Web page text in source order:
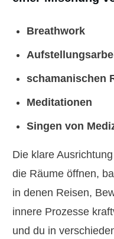
Breathwork
schamanischen
Meditationen
Singen von
Die klare
die Räume öffnen,
in denen Reisen,
innere Prozesse
und du in